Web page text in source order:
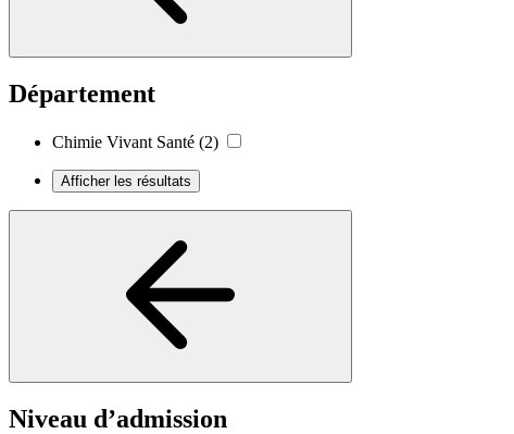
Département
Chimie Vivant Santé (2)
Afficher les résultats
Niveau d’admission